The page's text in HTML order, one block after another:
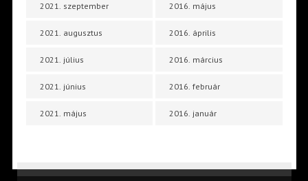
2021. szeptember
2021. augusztus
2021. július
2021. június
2021. május
2016. május
2016. április
2016. március
2016. február
2016. január